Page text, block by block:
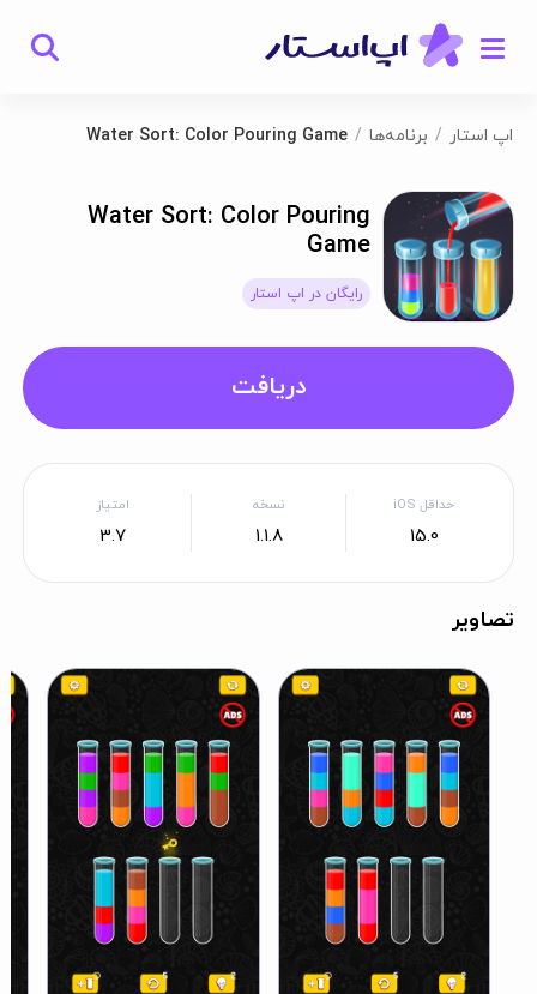
اپ استار برنامه‌ها Water Sort: Color Pouring Game
Water Sort: Color Pouring
Game
رایگان در اپ استار
دریافت
حداقل iOS
15.0
نسخه
1.1.8
امتیاز
3.7
تصاویر